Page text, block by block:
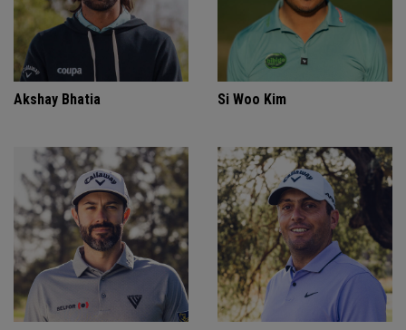
Akshay Bhatia Si Woo Kim